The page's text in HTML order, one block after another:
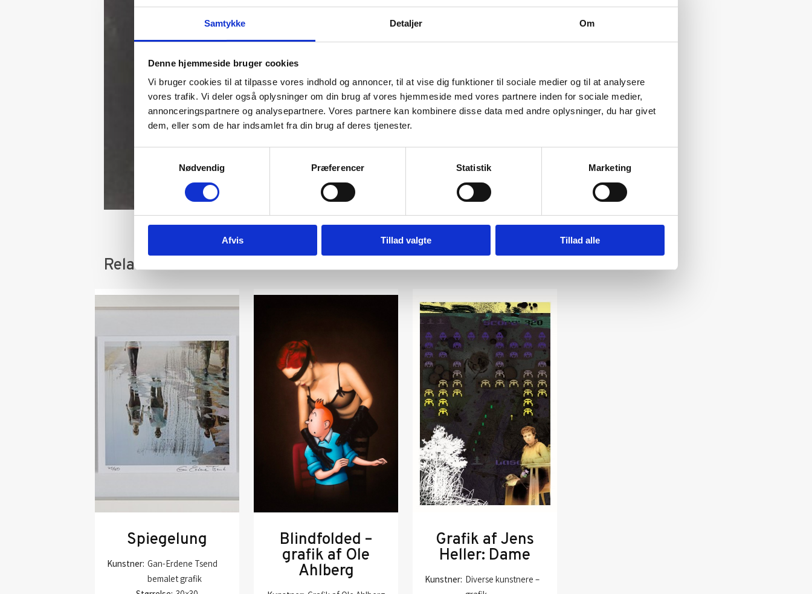
Samtykke Detaljer Om
Denne hjemmeside bruger cookies
Vi bruger cookies til at tilpasse vores indhold og annoncer, til at vise dig funktioner til sociale medier og til at analysere
vores trafik. Vi deler også oplysninger om din brug af vores hjemmeside med vores partnere inden for sociale medier,
annonceringspartnere og analysepartnere. Vores partnere kan kombinere disse data med andre oplysninger, du har givet
dem, eller som de har indsamlet fra din brug af deres tjenester.
Nødvendig
Præferencer Statistik Marketing
Afvis Tillad valgte Tillad alle
Relaterede varer
Spiegelung
Kunstner: Gan-Erdene Tsend
bemalet grafik
Blindfolded –
grafik af Ole
Ahlberg
Grafik af Jens
Heller: Dame
Kunstner: Diverse kunstnere –